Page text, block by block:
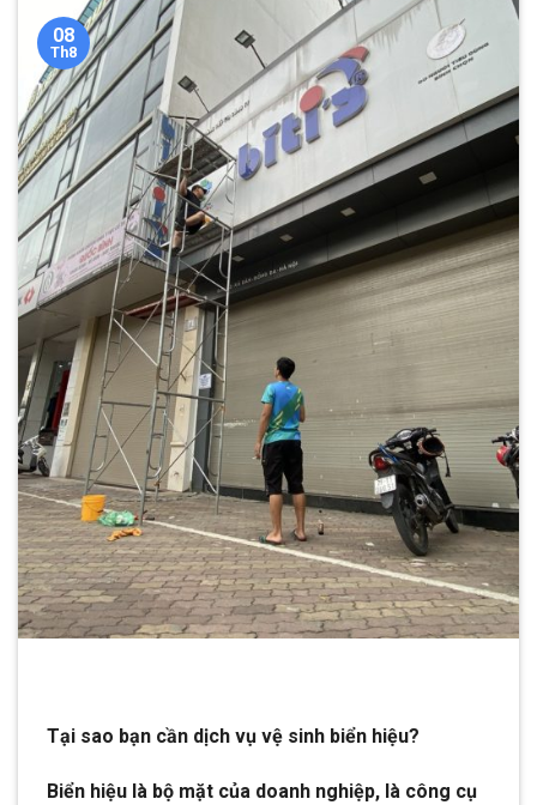
08
Th8
Tại sao bạn cần dịch vụ vệ sinh biển hiệu?
Biển hiệu là bộ mặt của doanh nghiệp, là công cụ